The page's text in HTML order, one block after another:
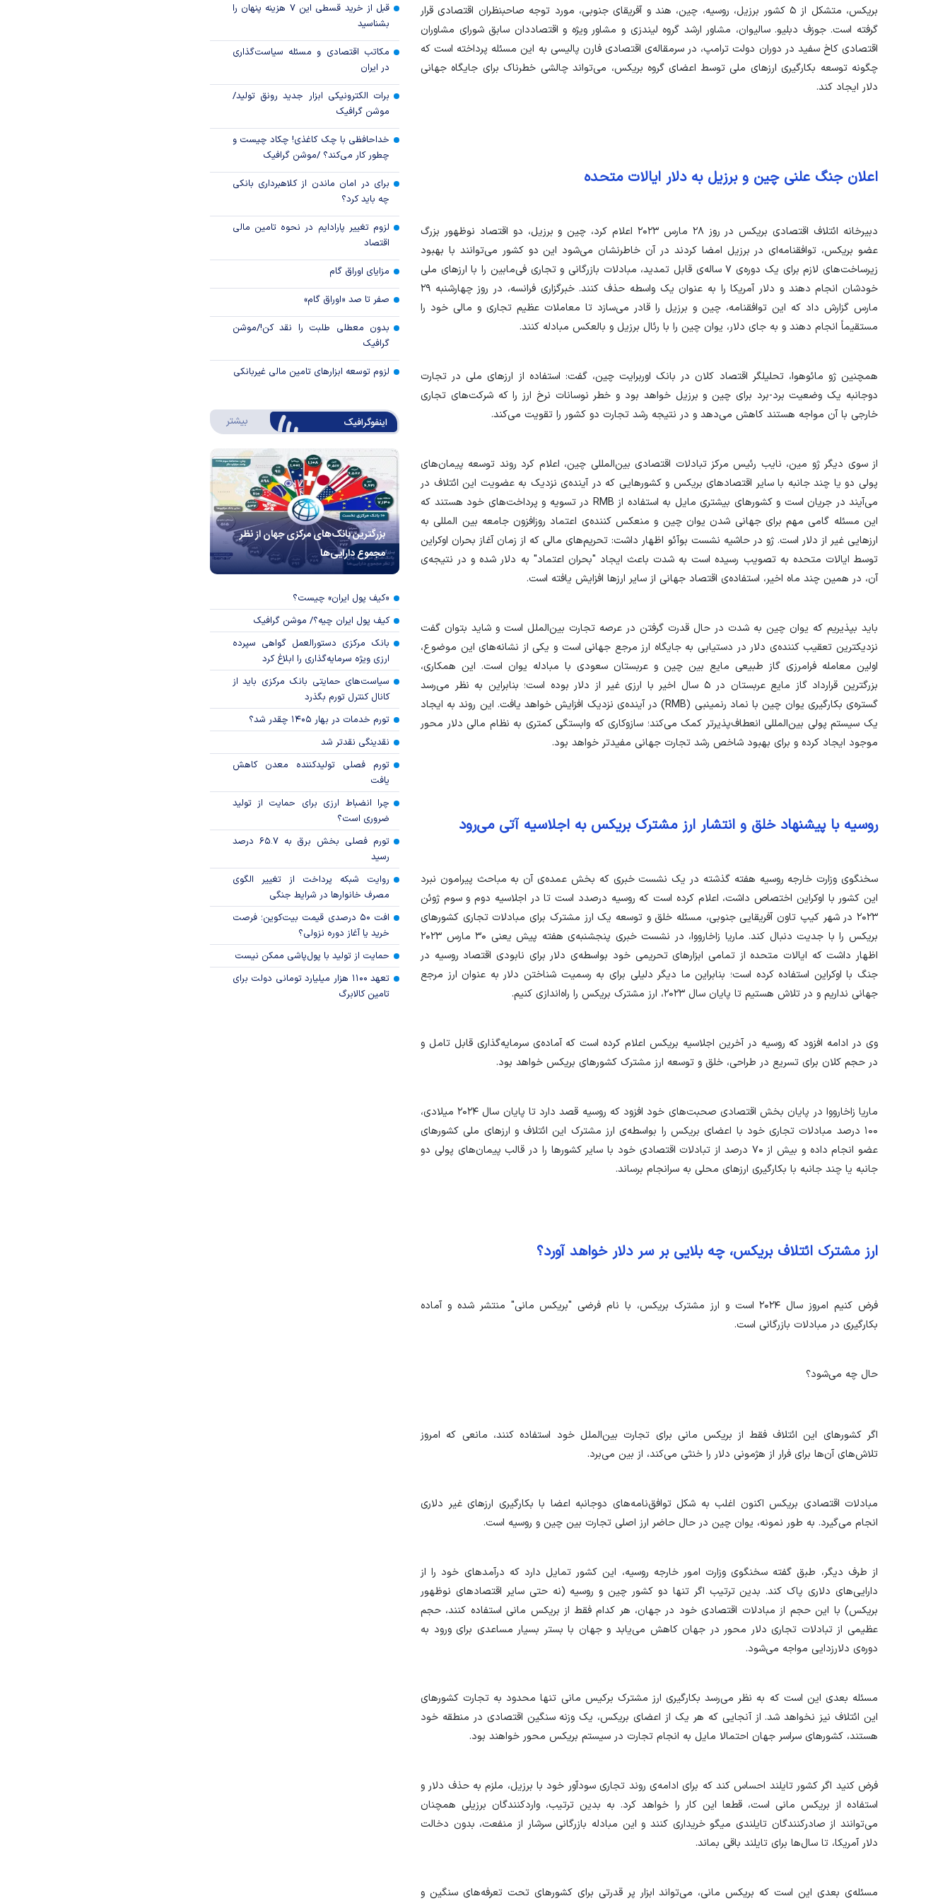
بریکس، متشکل از ۵ کشور برزیل، روسیه، چین، هند و آفریقای جنوبی، مورد توجه صاحبنظران اقتصادی قرار
گرفته است. جوزف دبلیو. سالیوان، مشاور ارشد گروه لیندزی و مشاور ویژه و اقتصاددان سابق شورای مشاوران
اقتصادی کاخ سفید در دوران دولت ترامپ، در سرمقاله‌ی اقتصادی فارن پالیسی به این مسئله پرداخته است که
چگونه توسعه بکارگیری ارز‌های ملی توسط اعضای گروه بریکس، می‌تواند چالشی خطرناک برای جایگاه جهانی
دلار ایجاد کند.
اعلان جنگ علنی چین و برزیل به دلار ایالات متحده
دبیرخانه ائتلاف اقتصادی بریکس در روز ۲۸ مارس ۲۰۲۳ اعلام کرد، چین و برزیل، دو اقتصاد نوظهور بزرگ
عضو بریکس، توافقنامه‌ای در برزیل امضا کردند در آن خاطرنشان می‌شود این دو کشور می‌توانند با بهبود
زیرساخت‌های لازم برای یک دوره‌ی ۷ ساله‌ی قابل تمدید، مبادلات بازرگانی و تجاری فی‌ما‌بین را با ارز‌های ملی
خودشان انجام دهند و دلار آمریکا را به عنوان یک واسطه حذف کنند. خبرگزاری فرانسه، در روز چهارشنبه ۲۹
مارس گزارش داد که این توافقنامه، چین و برزیل را قادر می‌سازد تا معاملات عظیم تجاری و مالی خود را
مستقیماً انجام دهند و به جای دلار، یوان چین را با رئال برزیل و بالعکس مبادله کنند.
همچنین ژو مائوهوا، تحلیلگر اقتصاد کلان در بانک اوربرایت چین، گفت: استفاده از ارز‌های ملی در تجارت
دوجانبه یک وضعیت برد-برد برای چین و برزیل خواهد بود و خطر نوسانات نرخ ارز را که شرکت‌های تجاری
خارجی با آن مواجه هستند کاهش می‌دهد و در نتیجه رشد تجارت دو کشور را تقویت می‌کند.
از سوی دیگر ژو مین، نایب رئیس مرکز تبادلات اقتصادی بین‌المللی چین، اعلام کرد روند توسعه پیمان‌های
پولی دو یا چند جانبه با سایر اقتصاد‌های بریکس و کشور‌هایی که در آینده‌ی نزدیک به عضویت این ائتلاف در
می‌آیند در جریان است و کشور‌های بیشتری مایل به استفاده از RMB در تسویه و پرداخت‌های خود هستند که
این مسئله گامی مهم برای جهانی شدن یوان چین و منعکس کننده‌ی اعتماد روزافزون جامعه بین المللی به
ارز‌هایی غیر از دلار است. ژو در حاشیه نشست بوآئو اظهار داشت: تحریم‌های مالی که از زمان آغاز بحران اوکراین
توسط ایالات متحده به تصویب رسیده است به شدت باعث ایجاد "بحران اعتماد" به دلار شده و در نتیجه‌ی
آن، در همین چند ماه اخیر، استفاده‌ی اقتصاد جهانی از سایر ارز‌ها افزایش یافته است.
باید بپذیریم که یوان چین به شدت در حال قدرت گرفتن در عرصه تجارت بین‌الملل است و شاید بتوان گفت
نزدیکترین تعقیب کننده‌ی دلار در دستیابی به جایگاه ارز مرجع جهانی است و یکی از نشانه‌های این موضوع،
اولین معامله فرامرزی گاز طبیعی مایع بین چین و عربستان سعودی با مبادله یوان است. این همکاری،
بزرگترین قرارداد گاز مایع عربستان در ۵ سال اخیر با ارزی غیر از دلار بوده است؛ بنابراین به نظر می‌رسد
گستره‌ی بکارگیری یوان چین با نماد رنمینبی (RMB) در آینده‌ی نزدیک افزایش خواهد یافت. این روند به ایجاد
یک سیستم پولی بین‌المللی انعطاف‌پذیرتر کمک می‌کند؛ سازوکاری که وابستگی کمتری به نظام مالی دلار محور
موجود ایجاد کرده و برای بهبود شاخص رشد تجارت جهانی مفیدتر خواهد بود.
روسیه با پیشنهاد خلق و انتشار ارز مشترک بریکس به اجلاسیه آتی می‌رود
سخنگوی وزارت خارجه روسیه هفته گذشته در یک نشست خبری که بخش عمده‌ی آن به مباحث پیرامون نبرد
این کشور با اوکراین اختصاص داشت، اعلام کرده است که روسیه درصدد است تا در اجلاسیه دوم و سوم ژوئن
۲۰۲۳ در شهر کیپ تاون آفریقایی جنوبی، مسئله خلق و توسعه یک ارز مشترک برای مبادلات تجاری کشور‌های
بریکس را با جدیت دنبال کند. ماریا زاخارووا، در نشست خبری پنجشنبه‌ی هفته پیش یعنی ۳۰ مارس ۲۰۲۳
اظهار داشت که ایالات متحده از تمامی ابزار‌های تحریمی خود بواسطه‌ی دلار برای نابودی اقتصاد روسیه در
جنگ با اوکراین استفاده کرده است؛ بنابراین ما دیگر دلیلی برای به رسمیت شناختن دلار به عنوان ارز مرجع
جهانی نداریم و در تلاش هستیم تا پایان سال ۲۰۲۳، ارز مشترک بریکس را راه‌اندازی کنیم.
وی در ادامه افزود که روسیه در آخرین اجلاسیه بریکس اعلام کرده است که آماده‌ی سرمایه‌گذاری قابل تامل و
در حجم کلان برای تسریع در طراحی، خلق و توسعه ارز مشترک کشور‌های بریکس خواهد بود.
ماریا زاخارووا در پایان بخش اقتصادی صحبت‌های خود افزود که روسیه قصد دارد تا پایان سال ۲۰۲۴ میلادی،
۱۰۰ درصد مبادلات تجاری خود با اعضای بریکس را بواسطه‌ی ارز مشترک این ائتلاف و ارز‌های ملی کشور‌های
عضو انجام داده و بیش از ۷۰ درصد از تبادلات اقتصادی خود با سایر کشور‌ها را در قالب پیمان‌های پولی دو
جانبه یا چند جانبه با بکارگیری ارز‌های محلی به سرانجام برساند.
ارز مشترک ائتلاف بریکس، چه بلایی بر سر دلار خواهد آورد؟
فرض کنیم امروز سال ۲۰۲۴ است و ارز مشترک بریکس، با نام فرضی "بریکس مانی" منتشر شده و آماده
بکارگیری در مبادلات بازرگانی است.
حال چه می‌شود؟
اگر کشور‌های این ائتلاف فقط از بریکس مانی برای تجارت بین‌الملل خود استفاده کنند، مانعی که امروز
تلاش‌های آن‌ها برای فرار از هژمونی دلار را خنثی می‌کند، از بین می‌برد.
مبادلات اقتصادی بریکس اکنون اغلب به شکل توافق‌نامه‌های دوجانبه اعضا با بکارگیری ارز‌های غیر دلاری
انجام می‌گیرد. به طور نمونه، یوان چین در حال حاضر ارز اصلی تجارت بین چین و روسیه است.
از طرف دیگر، طبق گفته‌ سخنگوی وزارت امور خارجه روسیه، این کشور تمایل دارد که درآمد‌های خود را از
دارایی‌های دلاری پاک کند. بدین ترتیب اگر تنها دو کشور چین و روسیه (نه حتی سایر اقتصاد‌های نوظهور
بریکس) با این حجم از مبادلات اقتصادی خود در جهان، هر کدام فقط از بریکس مانی استفاده کنند، حجم
عظیمی از تبادلات تجاری دلار محور در جهان کاهش می‌یابد و جهان با بستر بسیار مساعدی برای ورود به
دوره‌ی دلارزدایی مواجه می‌شود.
مسئله بعدی این است که به نظر می‌رسد بکارگیری ارز مشترک برکیس مانی تنها محدود به تجارت کشور‌های
این ائتلاف نیز نخواهد شد. از آنجایی که هر یک از اعضای بریکس، یک وزنه سنگین اقتصادی در منطقه خود
هستند، کشور‌های سراسر جهان احتمالا مایل به انجام تجارت در سیستم بریکس محور خواهند بود.
فرض کنید اگر کشور تایلند احساس کند که برای ادامه‌ی روند تجاری سودآور خود با برزیل، ملزم به حذف دلار و
استفاده از بریکس مانی است، قطعا این کار را خواهد کرد. به بدین ترتیب، واردکنندگان برزیلی همچنان
می‌توانند از صادرکنندگان تایلندی میگو خریداری کنند و این مبادله بازرگانی سرشار از منفعت، بدون دخالت
دلار آمریکا، تا سال‌ها برای تایلند باقی بماند.
مسئله‌ی بعدی این است که بریکس مانی، می‌تواند ابزار پر قدرتی برای کشور‌های تحت تعرفه‌های سنگین و
طلا در دو راهی هرمز و فدرال‌رزرو
قیمت نفت یک دلار بالا رفت
قبل از خرید قسطی این ۷ هزینه پنهان را
بشناسید
مکاتب اقتصادی و مسئله سیاست‌گذاری
در ایران
برات الکترونیکی ابزار جدید رونق تولید/
موشن گرافیک
خداحافظی با چک کاغذی! چکاد چیست و
چطور کار می‌کند؟ /موشن گرافیک
برای در امان ماندن از کلاهبرداری بانکی
چه باید کرد؟
لزوم تغییر پارادایم در نحوه تامین مالی
اقتصاد
مزایای اوراق گام
صفر تا صد «اوراق گام»
بدون معطلی طلبت را نقد کن!/موشن
گرافیک
لزوم توسعه ابزارهای تامین مالی غیربانکی
اینفوگرافیک بیشتر درباره اینفوگرافیک
بزرگترین بانک‌های مرکزی جهان از نظر
مجموع دارایی‌ها
«کیف پول ایران» چیست؟
کیف پول ایران چیه؟/ موشن گرافیک
بانک مرکزی دستورالعمل گواهی سپرده
ارزی ویژه سرمایه‌گذاری را ابلاغ کرد
سیاست‌های حمایتی بانک مرکزی باید از
کانال کنترل تورم بگذرد
تورم خدمات در بهار ۱۴۰۵ چقدر شد؟
نقدینگی نقدتر شد
تورم فصلی تولیدکننده معدن کاهش
یافت
چرا انضباط ارزی برای حمایت از تولید
ضروری است؟
تورم فصلی بخش برق به ۶۵.۷ درصد
رسید
روایت شبکه پرداخت از تغییر الگوی
مصرف خانوار‌ها در شرایط جنگی
افت ۵۰ درصدی قیمت بیت‌کوین؛ فرصت
خرید یا آغاز دوره نزولی؟
حمایت از تولید با پول‌پاشی ممکن نیست
تعهد ۱۱۰۰ هزار میلیارد تومانی دولت برای
تامین کالابرگ